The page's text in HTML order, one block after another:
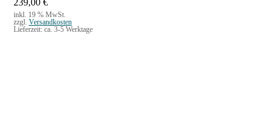
239,00 €
inkl. 19 % MwSt.
zzgl. Versandkosten
Lieferzeit: ca. 3-5 Werktage